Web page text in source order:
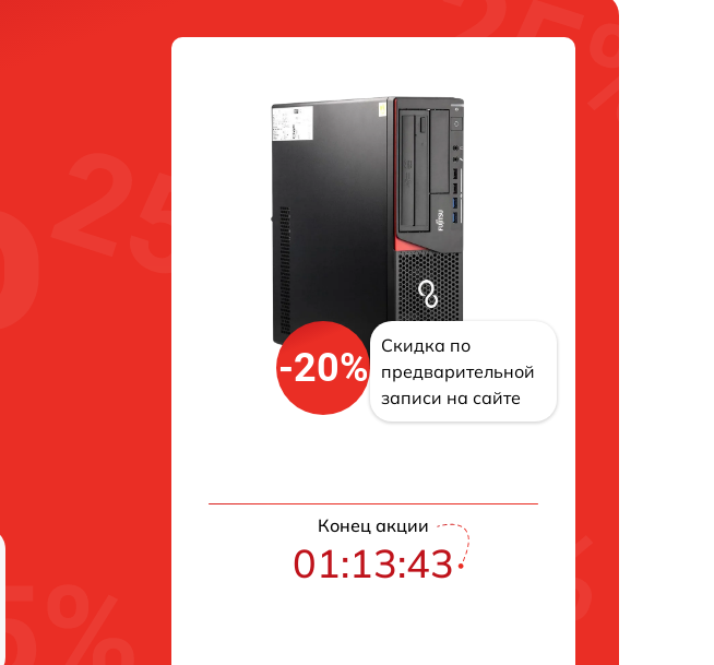
-20%
Скидка по
предварительной
записи на сайте
Конец акции
01:13:42